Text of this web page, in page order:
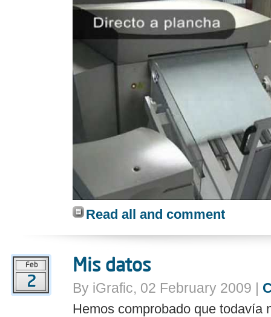
Read all and comment
Feb
2
Mis datos
By iGrafic, 02 February 2009 |
Hemos comprobado que todavía